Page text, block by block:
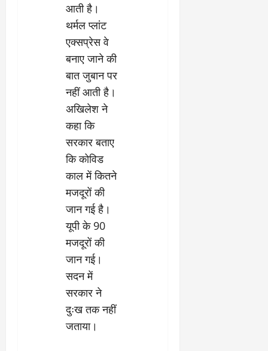
आती है।
थर्मल प्लांट
एक्सप्रेस वे
बनाए जाने की
बात जुबान पर
नहीं आती है।
अखिलेश ने
कहा कि
सरकार बताए
कि कोविड
काल में कितने
मजदूरों की
जान गई है।
यूपी के 90
मजदूरों की
जान गई।
सदन में
सरकार ने
दुःख तक नहीं
जताया।